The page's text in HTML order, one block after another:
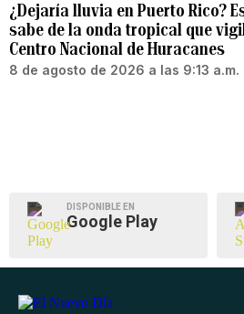
¿Dejaría lluvia en Puerto Rico?
sabe de la onda tropical que
Centro Nacional de Huracanes
8 de agosto de 2026 a las 9:13 a.m.
DISPONIBLE EN
Google Play